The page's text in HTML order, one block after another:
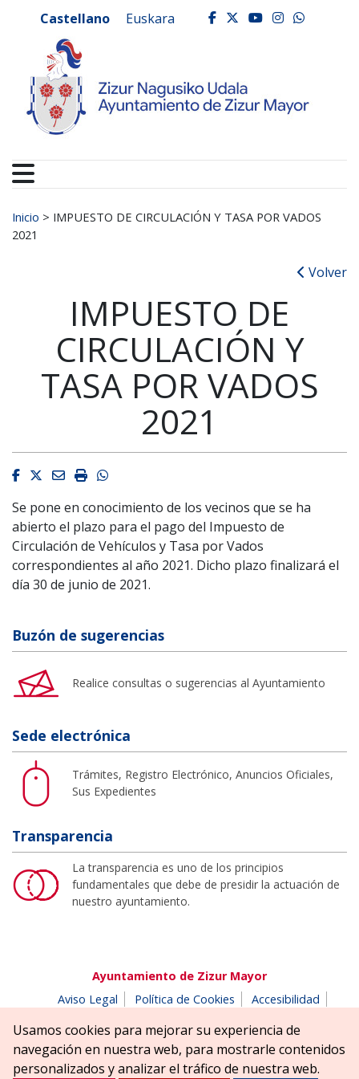
Ayuntamiento de
Castellano Euskara facebook
twitter
youtube
Buscar:
Inicio > IMPUESTO DE CIRCULACIÓN Y TASA POR VADOS
2021
Volver
IMPUESTO DE
CIRCULACIÓN Y
TASA POR VADOS
2021
Facebook
Twitter
EmailImprimirWhatsapp
Se pone en conocimiento de los vecinos que se ha
abierto el plazo para el pago del Impuesto de
Circulación de Vehículos y Tasa por Vados
correspondientes al año 2021. Dicho plazo finalizará el
día 30 de junio de 2021.
Buzón de sugerencias
Realice consultas o sugerencias al Ayuntamiento
Sede electrónica
Trámites, Registro Electrónico, Anuncios Oficiales,
Sus Expedientes
Transparencia
La transparencia es uno de los principios
fundamentales que debe de presidir la actuación de
nuestro ayuntamiento.
Ayuntamiento de Zizur Mayor
Aviso Legal
Política de Cookies
Accesibilidad
Parque Erreniega parkea, s/n | 31180 Zizur Mayor-Zizur
Nagusia (NAVARRA-NAFARROA)
Tel. 948 181900
ayuntamiento@zizurmayor.es
Usamos cookies para mejorar su experiencia de
navegación en nuestra web, para mostrarle contenidos
personalizados y analizar el tráfico de nuestra web.